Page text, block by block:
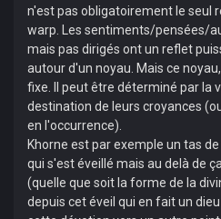
n'est pas obligatoirement le seul
warp. Les sentiments/pensées/
mais pas dirigés ont un reflet
autour d'un noyau. Mais ce
fixe. Il peut être déterminé par la
destination de leurs croyances
en l'occurrence).
Khorne est par exemple un tas
qui s'est éveillé mais au delà de
(quelle que soit la forme de la
depuis cet éveil qui en fait un